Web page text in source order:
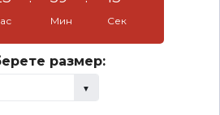
Мин Сек
размер: